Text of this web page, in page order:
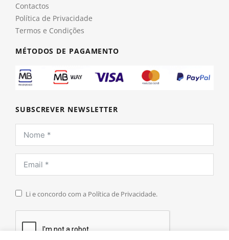
Contactos
Política de Privacidade
Termos e Condições
MÉTODOS DE PAGAMENTO
SUBSCREVER NEWSLETTER
Li e concordo com a Política de Privacidade.